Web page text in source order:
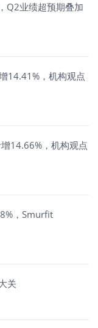
Q2业绩超预期叠加
14.41%，机构观点
14.66%，机构观点
，Smurfit
关